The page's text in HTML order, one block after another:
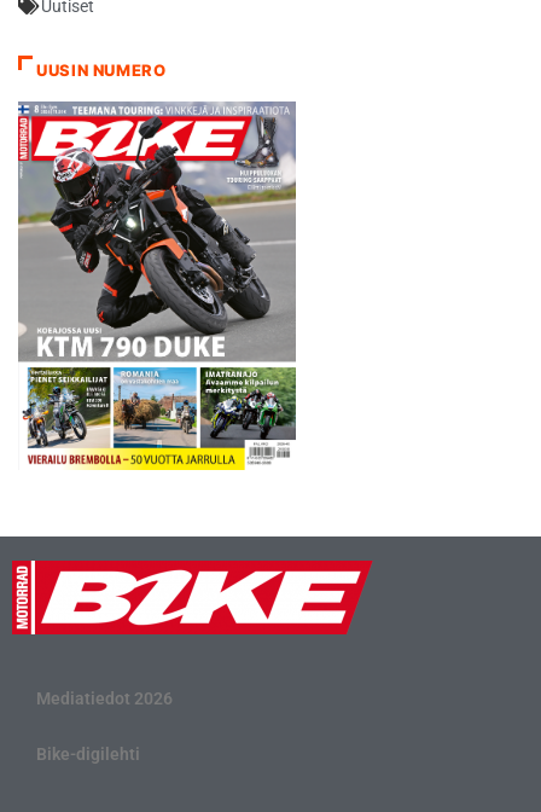
Uutiset
UUSIN NUMERO
Mediatiedot 2026
Bike-digilehti